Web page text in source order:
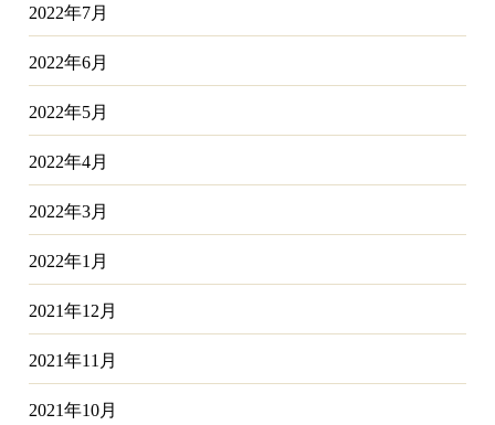
2022年7月
2022年6月
2022年5月
2022年4月
2022年3月
2022年1月
2021年12月
2021年11月
2021年10月